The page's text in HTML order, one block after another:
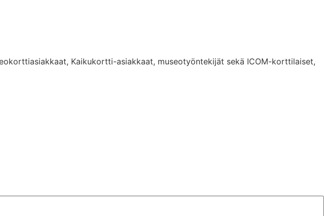
Kaikukortti-asiakkaat, museotyöntekijät sekä ICOM-korttilaiset,